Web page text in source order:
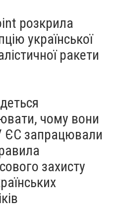
розкрила
української
ракети
чому вони
ЄС запрацювали
захисту